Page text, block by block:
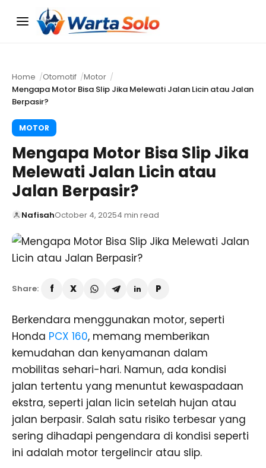
Menu
Home Otomotif
Motor
Mengapa Motor Bisa Slip Jika Melewati Jalan Licin atau Jalan
Berpasir?
MOTOR
Mengapa Motor Bisa Slip Jika
Melewati Jalan Licin atau
Jalan Berpasir?
NafisahOctober 4, 20254 min read
Share:
Berkendara menggunakan motor, seperti
Honda PCX 160, memang memberikan
kemudahan dan kenyamanan dalam
mobilitas sehari-hari. Namun, ada kondisi
jalan tertentu yang menuntut kewaspadaan
ekstra, seperti jalan licin setelah hujan atau
jalan berpasir. Salah satu risiko terbesar yang
sering dihadapi pengendara di kondisi seperti
ini adalah motor tergelincir atau slip.